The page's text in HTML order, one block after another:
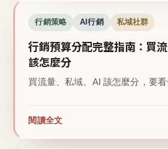
行銷策略 AI行銷 私域社群
行銷預算分配完整指南：買
該怎麼分
買流量、私域、AI 該怎麼分，要看
閱讀全文